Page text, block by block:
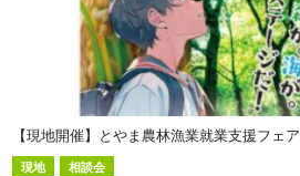
【現地開催】とやま農林漁業就業支援フェア
現地 相談会